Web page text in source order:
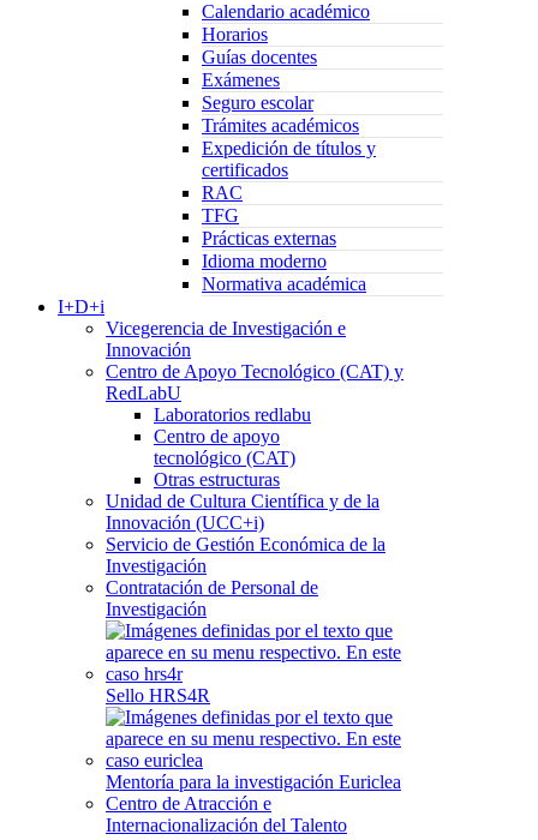
Calendario académico
Horarios
Guías docentes
Exámenes
Seguro escolar
Trámites académicos
Expedición de títulos y
certificados
RAC
TFG
Prácticas externas
Idioma moderno
Normativa académica
I+D+i
Vicegerencia de Investigación e
Innovación
Centro de Apoyo Tecnológico (CAT) y
RedLabU
Laboratorios redlabu
Centro de apoyo
tecnológico (CAT)
Otras estructuras
Unidad de Cultura Científica y de la
Innovación (UCC+i)
Servicio de Gestión Económica de la
Investigación
Contratación de Personal de
Investigación
Sello HRS4R
Mentoría para la investigación Euriclea
Centro de Atracción e
Internacionalización del Talento